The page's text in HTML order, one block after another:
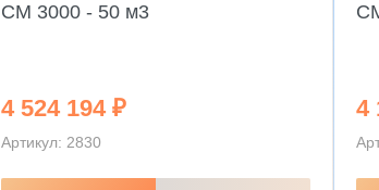
CM 3000 - 50 м3
4 524 194 ₽
Артикул: 2830
4